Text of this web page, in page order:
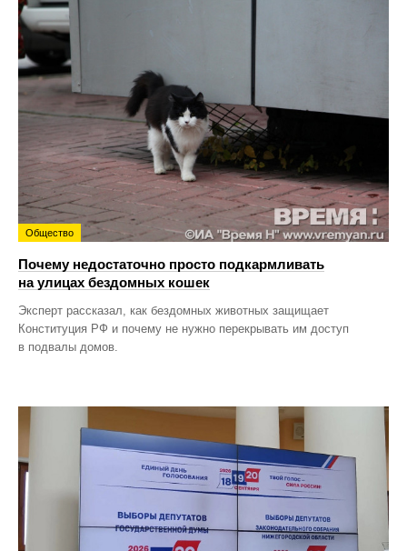
Общество
Почему недостаточно просто подкармливать
на улицах бездомных кошек
Эксперт рассказал, как бездомных животных защищает
Конституция РФ и почему не нужно перекрывать им доступ
в подвалы домов.